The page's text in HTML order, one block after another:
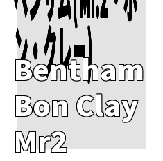
ン・クレー)
Bentham
Bon Clay
Mr2